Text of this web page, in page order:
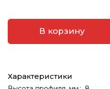
В корзину
Характеристики